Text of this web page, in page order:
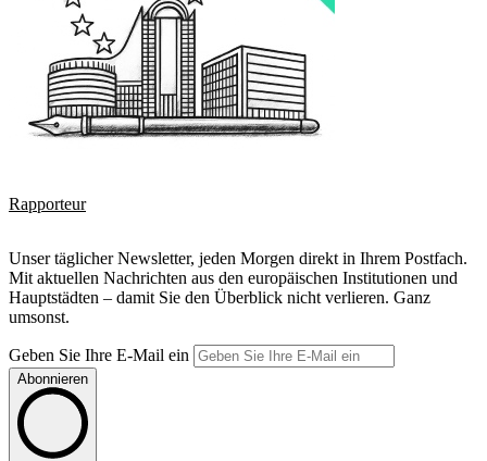
Rapporteur
Unser täglicher Newsletter, jeden Morgen direkt in Ihrem Postfach.
Mit aktuellen Nachrichten aus den europäischen Institutionen und
Hauptstädten – damit Sie den Überblick nicht verlieren. Ganz
umsonst.
Geben Sie Ihre E-Mail ein
Abonnieren